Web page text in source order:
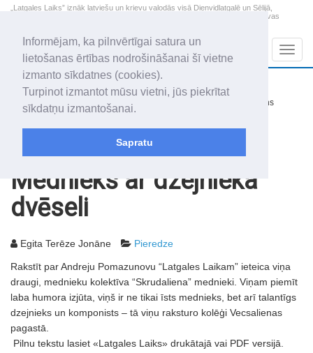
Informējam, ka pilnvērtīgai satura un
lietošanas ērtības nodrošināšanai šī vietne
izmanto sīkdatnes (cookies).
Turpinot izmantot mūsu vietni, jūs piekrītat
sīkdatņu izmantošanai.
Sapratu
„Latgales Laiks” iznāk latviešu un krievu valodās visā Dienvidlatgalē un Sēlijā,
„Latgales Laiks” latviešu valodā aptver Daugavpils valstspilsētu, Augšdaugavas
2026. gada 8. augusts
Sestdiena
Mudīte, Vladislava, Vladislavs
+14.3
nedaudz mākoņains
Mednieks ar dzejnieka
dvēseli
Egita Terēze Jonāne Pieredze
Rakstīt par Andreju Pomazunovu “Latgales Laikam” ieteica viņa
draugi, mednieku kolektīva “Skrudaliena” mednieki. Viņam piemīt
laba humora izjūta, viņš ir ne tikai īsts mednieks, bet arī talantīgs
dzejnieks un komponists – tā viņu raksturo kolēģi Vecsalienas
pagastā.
Pilnu tekstu lasiet «Latgales Laiks» drukātajā vai PDF versijā.